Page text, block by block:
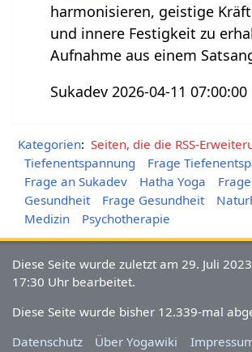
harmonisieren, geistige
und innere Festigkeit zu
Aufnahme aus einem
Sukadev 2026-04-11 07:00:00
Kategorien: Seiten, die die RSS-
Tiefenentspannung
Frage
Frage an Sukadev
Hatha Yoga
Gesundheit
Frage Gesundheit
Medizin
Psychotherapie
Diese Seite wurde zuletzt am 29. Juli
17:30 Uhr bearbeitet.
Diese Seite wurde bisher 12.339-mal
Datenschutz
Über Yogawiki